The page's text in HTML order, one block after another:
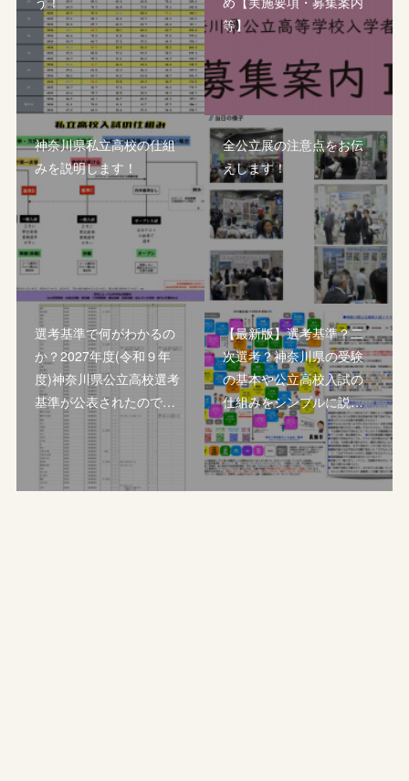
等】
神奈川県私立高校の仕組
みを説明します！
全公立展の注意点をお伝
えします！
選考基準で何がわかるの
か？2027年度(令和９年
度)神奈川県公立高校選考
基準が公表されたので…
【最新版】選考基準？二
次選考？神奈川県の受験
の基本や公立高校入試の
仕組みをシンプルに説…